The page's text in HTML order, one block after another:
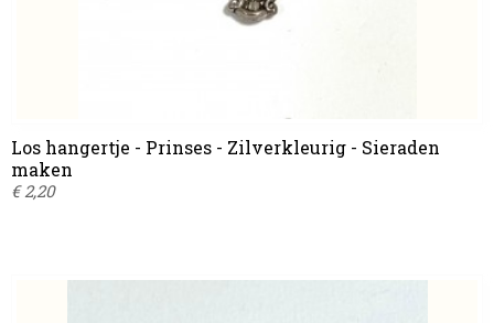
Los hangertje - Prinses - Zilverkleurig - Sieraden
maken
€ 2,20